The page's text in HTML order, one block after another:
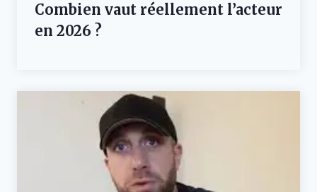
Combien vaut réellement l’acteur
en 2026 ?